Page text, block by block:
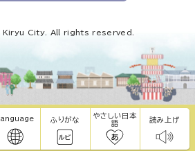
Language ふりがな
やさしい日本
語
読み上げ
City. All rights reserved.